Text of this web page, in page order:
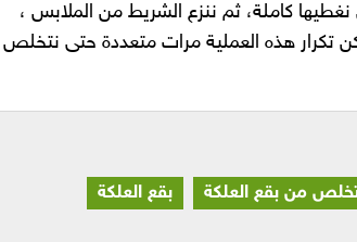
كاملة، ثم ننزع الشريط من الملابس ،
تكرار هذه العملية مرات متعددة حتى نتخلص
من بقع العلكة بقع العلكة